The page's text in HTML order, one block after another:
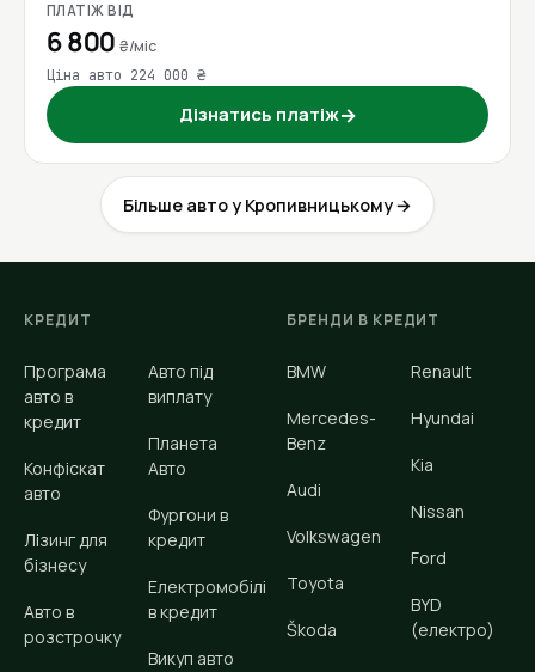
ПЛАТІЖ ВІД
6 800₴/міс
Ціна авто 224 000 ₴
Дізнатись платіж→
Більше авто у Кропивницькому →
КРЕДИТ
Програма
авто в
кредит
Конфіскат
авто
Лізинг для
бізнесу
Авто в
розстрочку
Авто під
виплату
Планета
Авто
Фургони в
кредит
Електромобілі
в кредит
Викуп авто
БРЕНДИ В КРЕДИТ
BMW
Mercedes-
Benz
Audi
Volkswagen
Toyota
Škoda
Renault
Hyundai
Kia
Nissan
Ford
BYD
(електро)